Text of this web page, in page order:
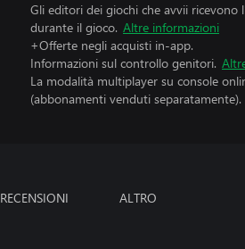
Gli editori dei giochi che avvii ricevono
durante il gioco. Altre informazioni
+Offerte negli acquisti in-app.
Informazioni sul controllo genitori.
La modalità multiplayer su console
(abbonamenti venduti separatamente).
RECENSIONI ALTRO